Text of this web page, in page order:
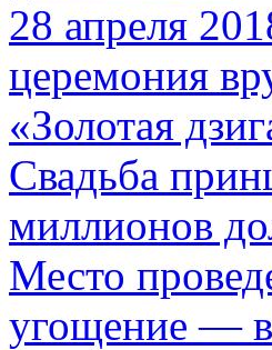
28 апреля
церемония
«Золотая
Свадьба
миллионов
Место
угощение — в